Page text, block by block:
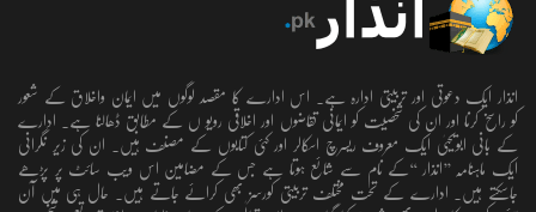
انذار ایک دعوتی اور تربیتی ادارہ ہے۔ اس ادارے کا مقصد لوگوں میں ایمان واخلاق کے شعور
کو راسخ کرنا اور ان کی شخصیت کو ایمانی تقاضوں اور اخلاقی رویو ں کے مطابق ڈھالنا ہے۔ ادارے
کے بانی ابویحییٰ ایک معروف ریسرچ اسکالر اور کئی کتابوں کے مصنف ہیں۔ ان کی زیر نگرانی
ایک ماہنامہ ’’انذار ‘‘کے نام سے شائع ہوتا ہے جس کے مضامین اس ویب سائٹ پر پڑھے
جاسکتے ہیں۔ ادارے کے تحت مختلف تربیتی کورسز بھی کرائے جاتے ہیں۔ حال ہی میں آن